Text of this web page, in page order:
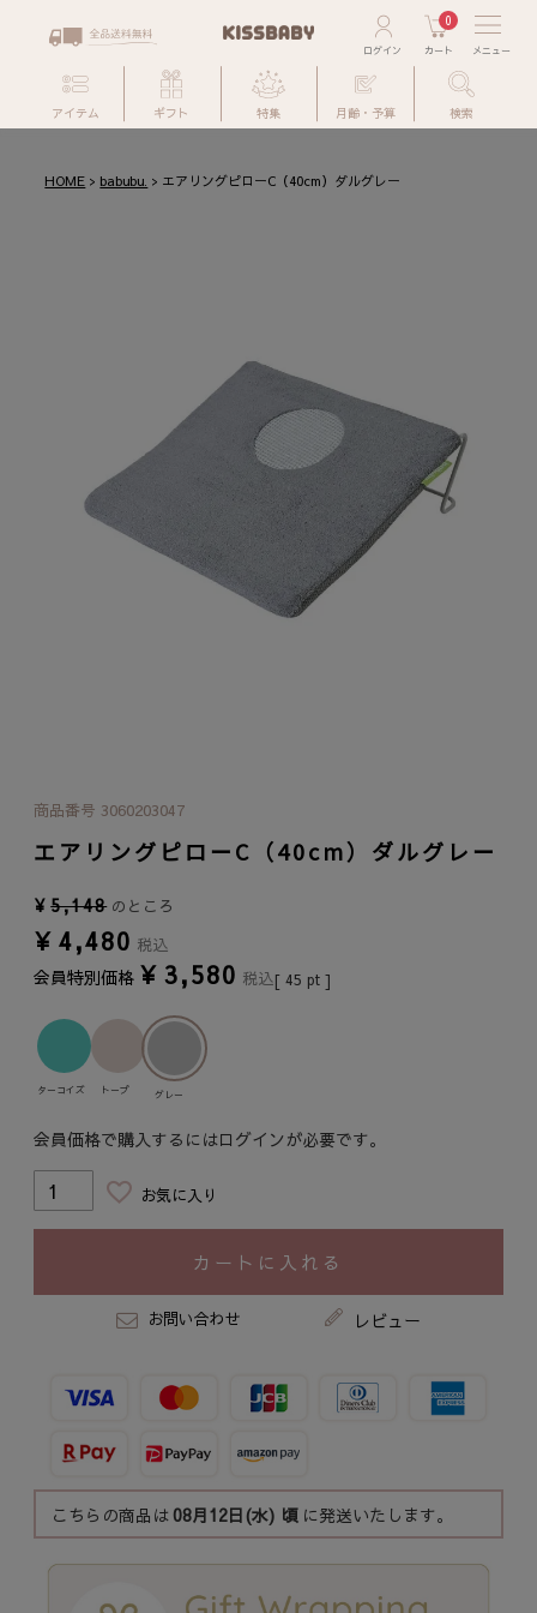
0
アイテム ギフト 特集 月齢・予算 検索
HOME babubu. エアリングピローC（40cm）ダルグレー
商品番号 3060203047
エアリングピローC（40cm）ダルグレー
¥ 5,148 のところ
¥ 4,480 税込
会員特別価格 ¥ 3,580 税込[ 45 pt ]
ターコイズ トープ グレー
会員価格で購入するにはログインが必要です。
お気に入り
カートに入れる
お問い合わせ レビュー
こちらの商品は08月12日(水) 頃 に発送いたします。